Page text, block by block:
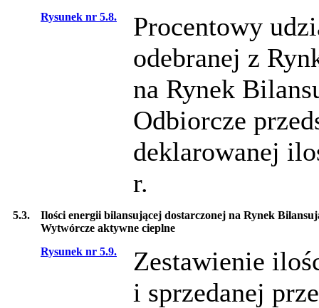
Rysunek nr 5.8.
Procentowy
odebranej z
na Rynek
Odbiorcze
deklarowanej
r.
5.3.
Ilości energii bilansującej dostarczonej na Rynek
Wytwórcze aktywne cieplne
Rysunek nr 5.9.
Zestawienie
i sprzedanej